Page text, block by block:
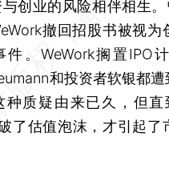
业的风险相伴相生。
撤回招股书被视为
件。WeWork搁置IPO
和投资者软银都遭
种质疑由来已久，但直
了估值泡沫，才引起了